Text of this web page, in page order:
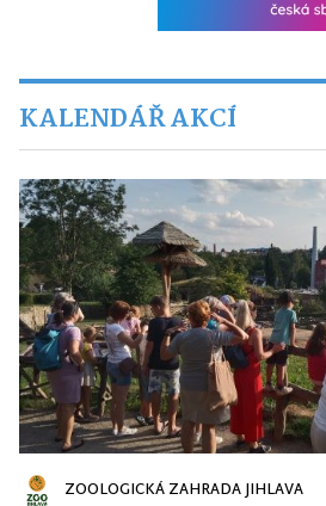
KALENDÁŘ AKCÍ
ZOOLOGICKÁ ZAHRADA JIHLAVA